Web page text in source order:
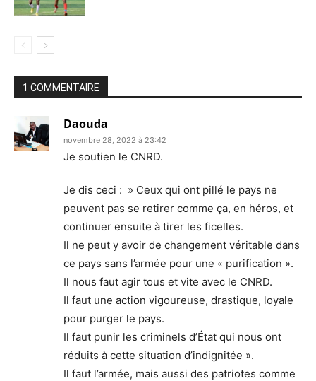
1 COMMENTAIRE
Daouda
novembre 28, 2022 à 23:42
Je soutien le CNRD.
Je dis ceci : » Ceux qui ont pillé le pays ne
peuvent pas se retirer comme ça, en héros, et
continuer ensuite à tirer les ficelles.
Il ne peut y avoir de changement véritable dans
ce pays sans l’armée pour une « purification ».
Il nous faut agir tous et vite avec le CNRD.
Il faut une action vigoureuse, drastique, loyale
pour purger le pays.
Il faut punir les criminels d’État qui nous ont
réduits à cette situation d’indignitée ».
Il faut l’armée, mais aussi des patriotes comme